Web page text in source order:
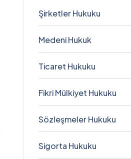
Şirketler Hukuku
Medeni Hukuk
Ticaret Hukuku
Fikri Mülkiyet Hukuku
Sözleşmeler Hukuku
Sigorta Hukuku